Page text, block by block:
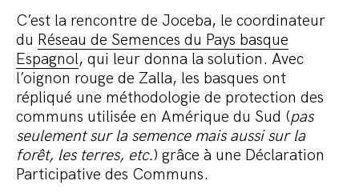
C’est la rencontre de Joceba, le coordinateur
du Réseau de Semences du Pays basque
Espagnol, qui leur donna la solution. Avec
l’oignon rouge de Zalla, les basques ont
répliqué une méthodologie de protection des
communs utilisée en Amérique du Sud (pas
seulement sur la semence mais aussi sur la
forêt, les terres, etc.) grâce à une Déclaration
Participative des Communs.